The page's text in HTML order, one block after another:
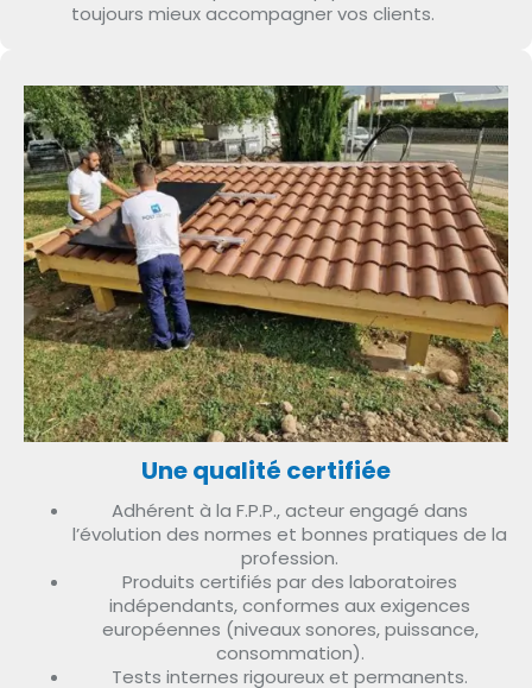
toujours mieux accompagner vos clients.
Une qualité certifiée
Adhérent à la F.P.P., acteur engagé dans
l’évolution des normes et bonnes pratiques de la
profession.
Produits certifiés par des laboratoires
indépendants, conformes aux exigences
européennes (niveaux sonores, puissance,
consommation).
Tests internes rigoureux et permanents.